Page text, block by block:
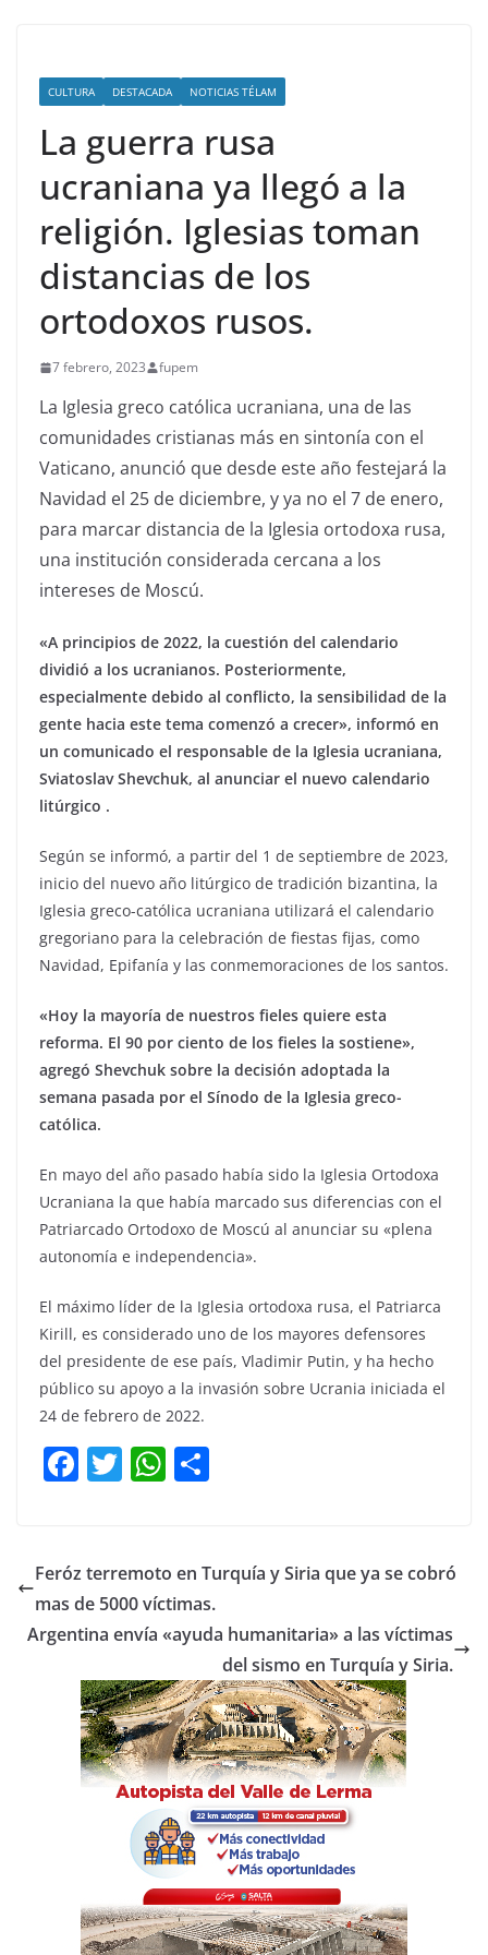
CULTURA DESTACADA NOTICIAS TÉLAM
La guerra rusa
ucraniana ya llegó a la
religión. Iglesias toman
distancias de los
ortodoxos rusos.
7 febrero, 2023 fupem
La Iglesia greco católica ucraniana, una de las
comunidades cristianas más en sintonía con el
Vaticano, anunció que desde este año festejará la
Navidad el 25 de diciembre, y ya no el 7 de enero,
para marcar distancia de la Iglesia ortodoxa rusa,
una institución considerada cercana a los
intereses de Moscú.
«A principios de 2022, la cuestión del calendario
dividió a los ucranianos. Posteriormente,
especialmente debido al conflicto, la sensibilidad de la
gente hacia este tema comenzó a crecer», informó en
un comunicado el responsable de la Iglesia ucraniana,
Sviatoslav Shevchuk, al anunciar el nuevo calendario
litúrgico .
Según se informó, a partir del 1 de septiembre de 2023,
inicio del nuevo año litúrgico de tradición bizantina, la
Iglesia greco-católica ucraniana utilizará el calendario
gregoriano para la celebración de fiestas fijas, como
Navidad, Epifanía y las conmemoraciones de los santos.
«Hoy la mayoría de nuestros fieles quiere esta
reforma. El 90 por ciento de los fieles la sostiene»,
agregó Shevchuk sobre la decisión adoptada la
semana pasada por el Sínodo de la Iglesia greco-
católica.
En mayo del año pasado había sido la Iglesia Ortodoxa
Ucraniana la que había marcado sus diferencias con el
Patriarcado Ortodoxo de Moscú al anunciar su «plena
autonomía e independencia».
El máximo líder de la Iglesia ortodoxa rusa, el Patriarca
Kirill, es considerado uno de los mayores defensores
del presidente de ese país, Vladimir Putin, y ha hecho
público su apoyo a la invasión sobre Ucrania iniciada el
24 de febrero de 2022.
F
e
b
o
o
k
T
er
W
s
A
p
p
p
ar
tir
Feróz terremoto en Turquía y Siria que ya se cobró
mas de 5000 víctimas.
Argentina envía «ayuda humanitaria» a las víctimas
del sismo en Turquía y Siria.